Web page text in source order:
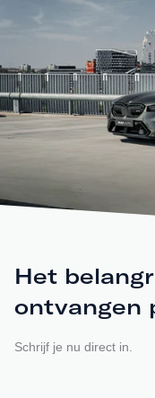
Het
ontvangen
Schrijf je nu direct in.